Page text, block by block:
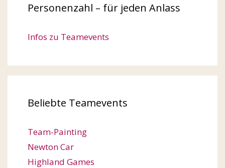
Personenzahl – für jeden Anlass
Infos zu Teamevents
Beliebte Teamevents
Team-Painting
Newton Car
Highland Games